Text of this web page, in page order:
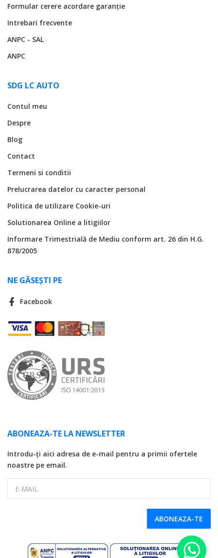
Formular cerere acordare garanție
Intrebari frecvente
ANPC - SAL
ANPC
SDG LC AUTO
Contul meu
Despre
Blog
Contact
Termeni si conditii
Prelucrarea datelor cu caracter personal
Politica de utilizare Cookie-uri
Solutionarea Online a litigiilor
Informare Trimestrială de Mediu conform art. 26 din H.G.
878/2005
NE GĂSEȘTI PE
Facebook
ABONEAZA-TE LA NEWSLETTER
Introdu-ți aici adresa de e-mail pentru a primii ofertele
noastre pe email.
ABONEAZA-TE